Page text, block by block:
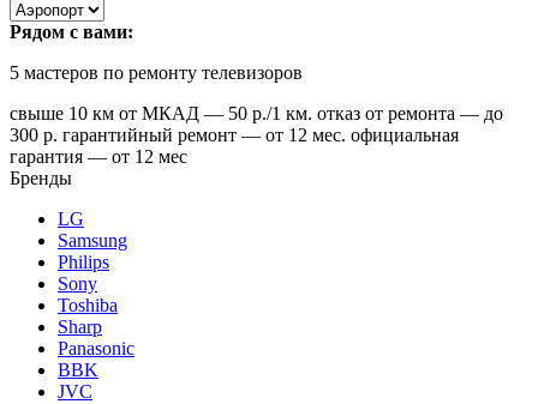
Рядом с вами:
5 мастеров по ремонту телевизоров
свыше 10 км от МКАД — 50 р./1 км. отказ от ремонта — до
300 р. гарантийный ремонт — от 12 мес. официальная
гарантия — от 12 мес
Бренды
LG
Samsung
Philips
Sony
Toshiba
Sharp
Panasonic
BBK
JVC